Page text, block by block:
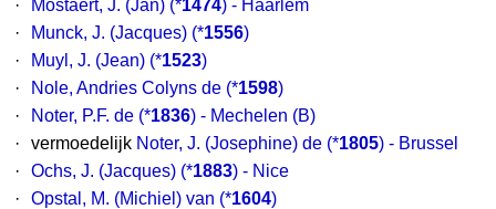
·
Mostaert, J. (Jan) (*1474) - Haarlem
·
Munck, J. (Jacques) (*1556)
·
Muyl, J. (Jean) (*1523)
·
Nole, Andries Colyns de (*1598)
·
Noter, P.F. de (*1836) - Mechelen (B)
·
vermoedelijk Noter, J. (Josephine) de (*1805) - Brussel
·
Ochs, J. (Jacques) (*1883) - Nice
·
Opstal, M. (Michiel) van (*1604)